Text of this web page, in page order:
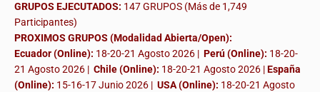
GRUPOS EJECUTADOS: 147 GRUPOS (Más de 1,749
Participantes)
PROXIMOS GRUPOS (Modalidad Abierta/Open):
Ecuador (Online): 18-20-21 Agosto 2026 | Perú (Online): 18-20-
21 Agosto 2026 | Chile (Online): 18-20-21 Agosto 2026 |España
(Online): 15-16-17 Junio 2026 | USA (Online): 18-20-21 Agosto